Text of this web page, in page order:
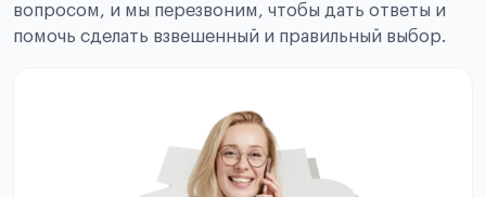
вопросом, и мы перезвоним, чтобы дать ответы и
помочь сделать взвешенный и правильный выбор.